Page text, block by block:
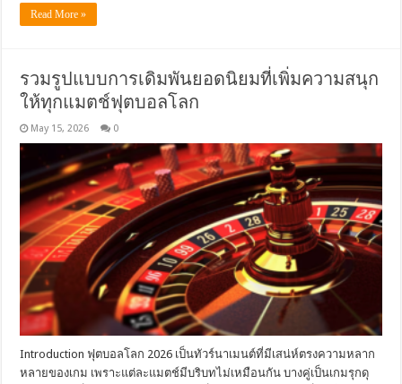
Read More »
รวมรูปแบบการเดิมพันยอดนิยมที่เพิ่มความสนุก
ให้ทุกแมตช์ฟุตบอลโลก
May 15, 2026 0
Introduction ฟุตบอลโลก 2026 เป็นทัวร์นาเมนต์ที่มีเสน่ห์ตรงความหลาก
หลายของเกม เพราะแต่ละแมตช์มีบริบทไม่เหมือนกัน บางคู่เป็นเกมรุกดุ